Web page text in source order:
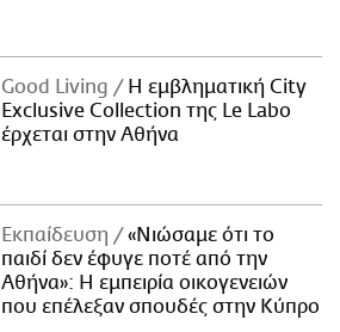
Good Living
Η εμβληματική City
Exclusive Collection της Le Labo
έρχεται στην Αθήνα
Εκπαίδευση
«Νιώσαμε ότι το
παιδί δεν έφυγε ποτέ από την
Αθήνα»: Η εμπειρία οικογενειών
που επέλεξαν σπουδές στην Κύπρο